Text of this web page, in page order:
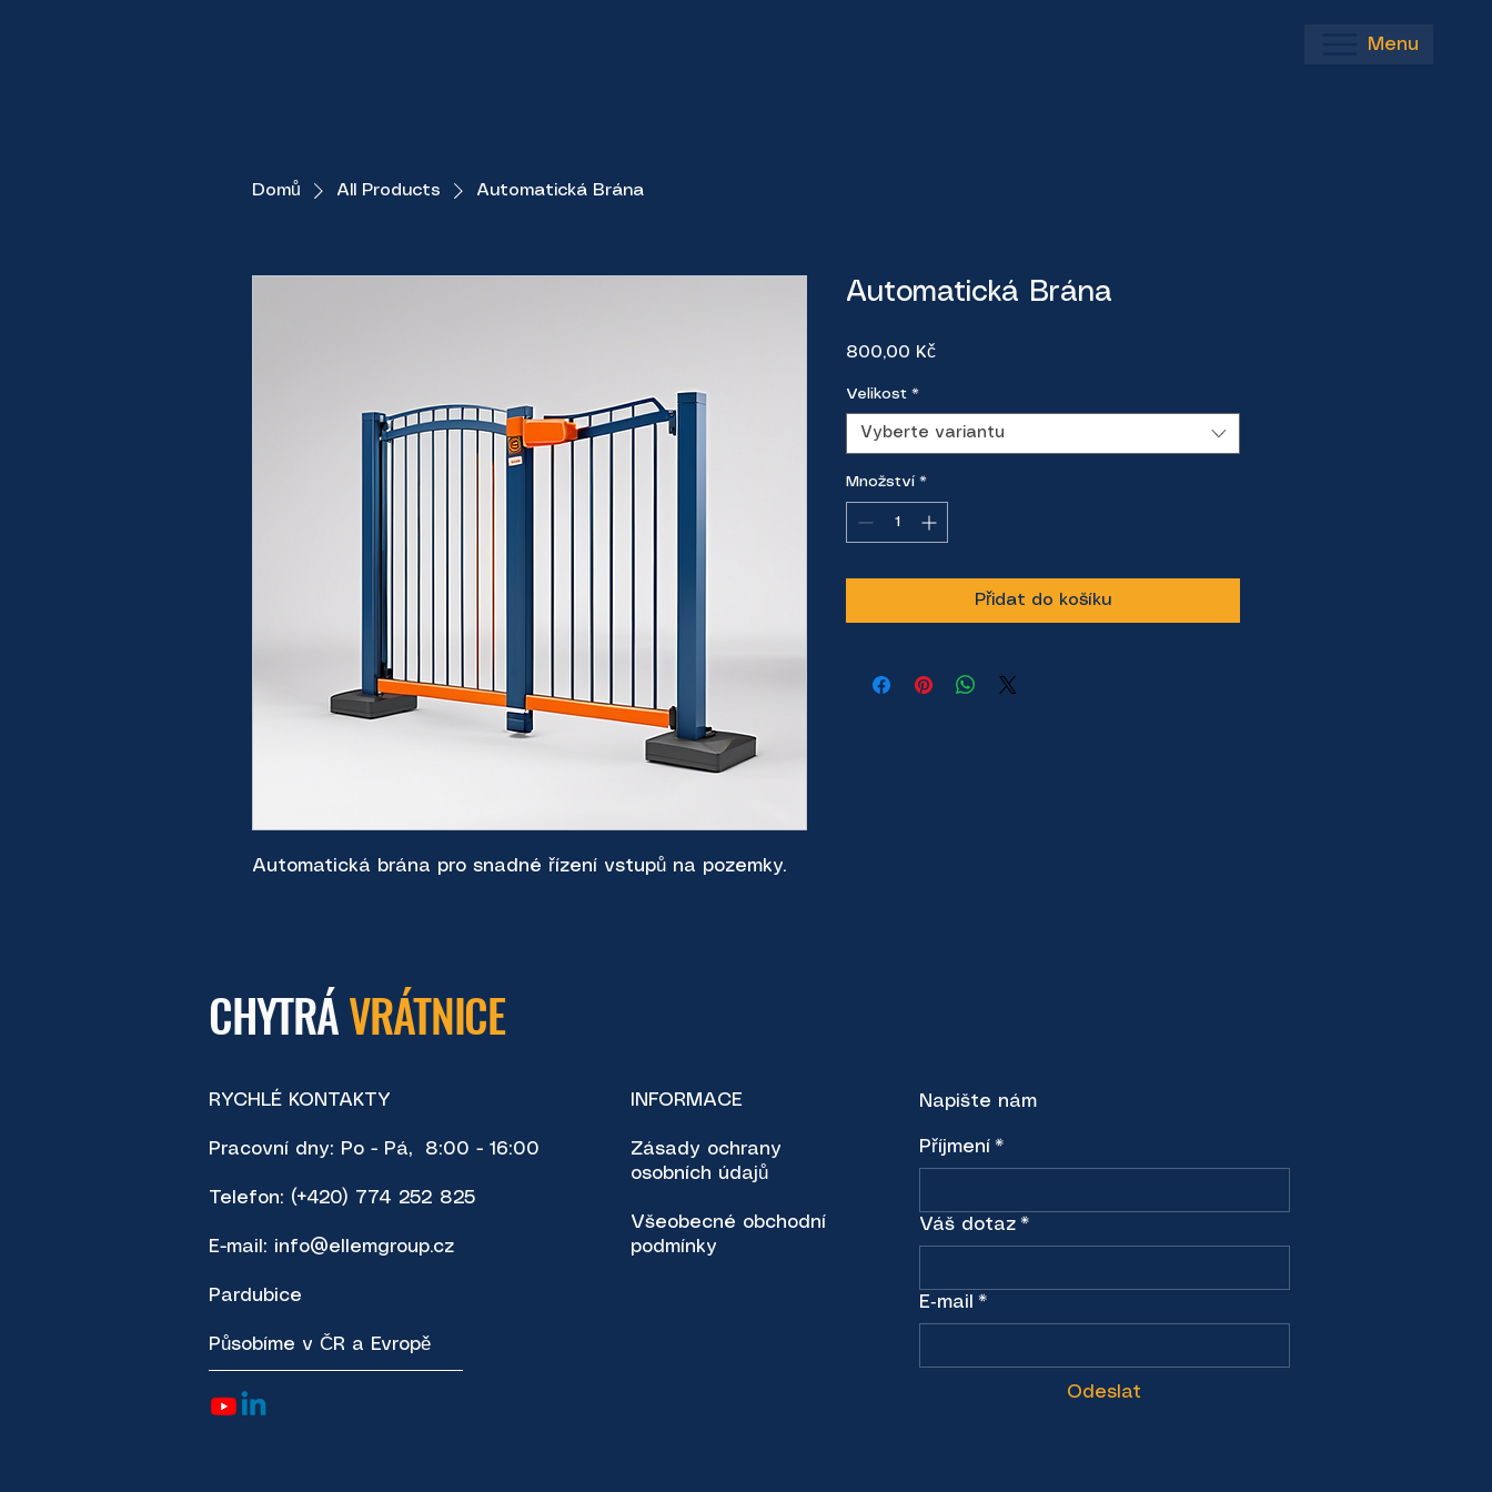
Menu
Domů All Products Automatická Brána
Automatická brána pro snadné řízení vstupů na pozemky.
Automatická Brána
800,00 KčCena
Velikost *
Vyberte variantu
Množství *
Přidat do košíku
CHYTRÁVRÁTNICE
RYCHLÉ KONTAKTY
Pracovní dny: Po - Pá, 8:00 - 16:00
Telefon: (+420) 774 252 825
E-mail: info@ellemgroup.cz
Pardubice
Působíme v ČR a Evropě
INFORMACE
Zásady ochrany
osobních údajů
Všeobecné obchodní
podmínky
Napište nám
Příjmení *
Váš dotaz *
E‑mail *
Odeslat